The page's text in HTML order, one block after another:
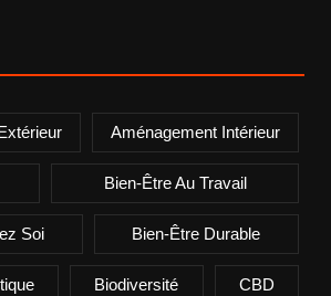
Aménagement Intérieur
Bien-Être Au Travail
Soi Bien-Être Durable
Biodiversité CBD